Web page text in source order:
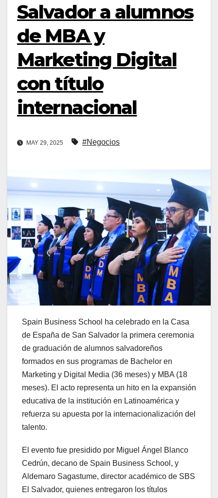
Salvador a alumnos
de MBA y
Marketing Digital
con título
internacional
MAY 29, 2025 #Negocios
Spain Business School ha celebrado en la Casa
de España de San Salvador la primera ceremonia
de graduación de alumnos salvadoreños
formados en sus programas de Bachelor en
Marketing y Digital Media (36 meses) y MBA (18
meses). El acto representa un hito en la expansión
educativa de la institución en Latinoamérica y
refuerza su apuesta por la internacionalización del
talento.
El evento fue presidido por Miguel Ángel Blanco
Cedrún, decano de Spain Business School, y
Aldemaro Sagastume, director académico de SBS
El Salvador, quienes entregaron los títulos